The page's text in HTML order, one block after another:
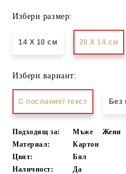
Избери размер:
14 Х 10 см 20 Х 14 см
Избери вариант:
С послание/ текст Без
Подходящ за: Мъже Жени
Материал:
Картон
Цвят:
Бял
Наличност:
Да